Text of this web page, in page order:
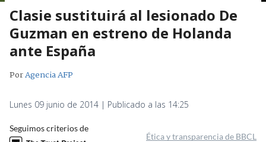
Clasie sustituirá al lesionado De
Guzman en estreno de Holanda
ante España
PorAgencia AFP
Lunes 09 junio de 2014 | Publicado a las 14:25
Seguimos criterios de
Ética y transparencia de BBCL